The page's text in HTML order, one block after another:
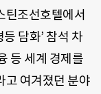
틴조선호텔에서
담화’ 참석 차
등 세계 경제를
고 여겨졌던 분야